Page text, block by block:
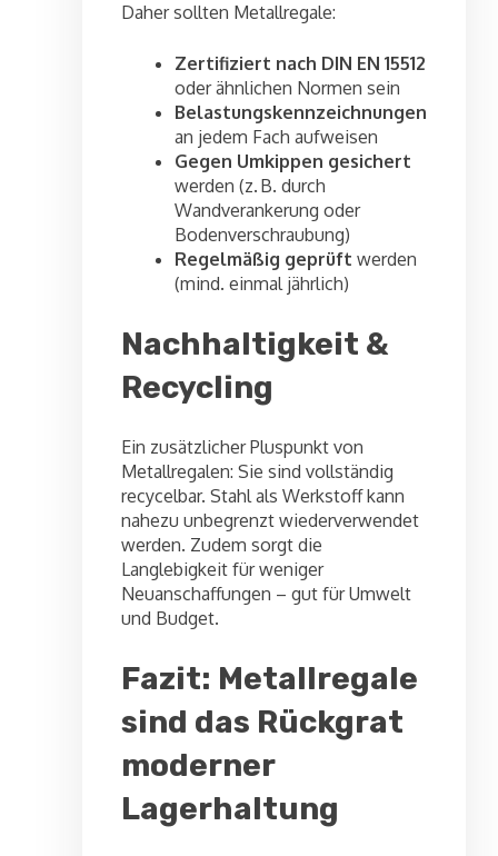
Daher sollten Metallregale:
Zertifiziert nach DIN EN 15512
oder ähnlichen Normen sein
Belastungskennzeichnungen
an jedem Fach aufweisen
Gegen Umkippen gesichert
werden (z. B. durch
Wandverankerung oder
Bodenverschraubung)
Regelmäßig geprüft werden
(mind. einmal jährlich)
Nachhaltigkeit &
Recycling
Ein zusätzlicher Pluspunkt von
Metallregalen: Sie sind vollständig
recycelbar. Stahl als Werkstoff kann
nahezu unbegrenzt wiederverwendet
werden. Zudem sorgt die
Langlebigkeit für weniger
Neuanschaffungen – gut für Umwelt
und Budget.
Fazit: Metallregale
sind das Rückgrat
moderner
Lagerhaltung